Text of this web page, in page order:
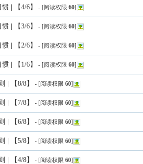
| 【4/6】 - [阅读权限60]
| 【3/6】 - [阅读权限60]
| 【2/6】 - [阅读权限60]
| 【1/6】 - [阅读权限60]
| 【8/8】 - [阅读权限60]
| 【7/8】 - [阅读权限60]
| 【6/8】 - [阅读权限60]
| 【5/8】 - [阅读权限60]
| 【4/8】 - [阅读权限60]